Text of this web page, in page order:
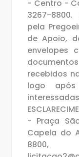
- Centro -
3267-
pela
de Apoio,
envelopes
recebidos
logo
- Praça
Capela do